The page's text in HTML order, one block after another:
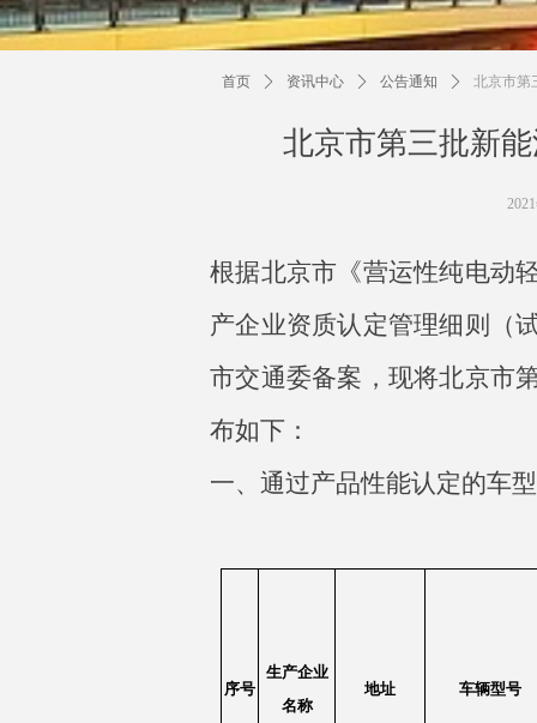
北京市第三批新
首页 ꄲ 资讯中心 ꄲ 公告通知 ꄲ 北京市第
根据北京市《营运性纯电动
产企业资质认定管理细则（
市交通委备案，现将北京市
布如下：
一、通过产品性能认定的车型
序号
生产企业
名称
地址 车辆型号